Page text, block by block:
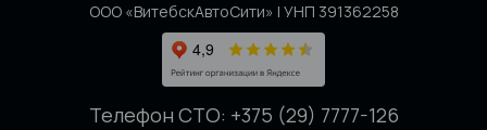
ООО «ВитебскАвтоСити» | УНП 391362258
Телефон СТО: +375 (29) 7777-126